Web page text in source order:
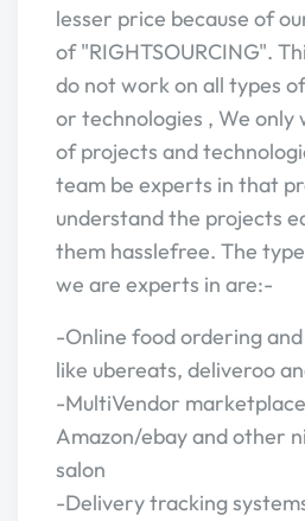
lesser price because of
of "RIGHTSOURCING".
do not work on all types
or technologies , We only
of projects and
team be experts in that
understand the projects
them hasslefree. The
we are experts in are:-
-Online food ordering
like ubereats, deliveroo
-MultiVendor
Amazon/ebay and other
salon
-Delivery tracking